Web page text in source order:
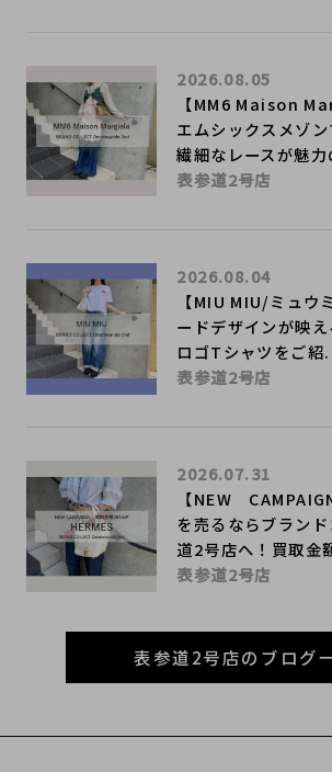
【MM6 Maison
エムシックスメゾン
繊細なレースが魅
2026.08.05
表参道2号店
【MIU MIU/ミュウ
ードデザインが映
ロゴTシャツをご紹
2026.08.04
表参道2号店
【NEW
を売るならブラン
道2号店へ！買取金
2026.07.31
表参道2号店
表参道2号店のブログ